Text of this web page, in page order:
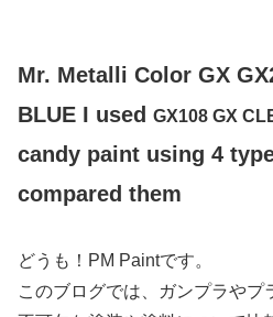
Mr. Metalli Color GX
BLUE I used GX108 GX
candy paint using 4
compared them
どうも！PM Paintです。
このブログでは、ガンプラや